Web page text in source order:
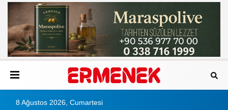
8 Ağustos 2026, Cumartesi